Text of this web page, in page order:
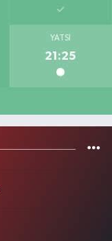
YATSI
21:25